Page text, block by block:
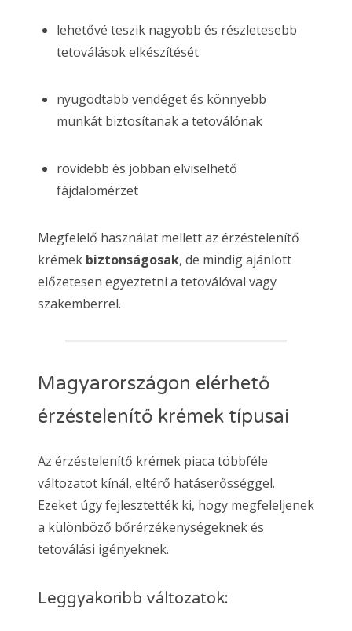
lehetővé teszik nagyobb és részletesebb
tetoválások elkészítését
nyugodtabb vendéget és könnyebb
munkát biztosítanak a tetoválónak
rövidebb és jobban elviselhető
fájdalomérzet
Megfelelő használat mellett az érzéstelenítő
krémek biztonságosak, de mindig ajánlott
előzetesen egyeztetni a tetoválóval vagy
szakemberrel.
Magyarországon elérhető
érzéstelenítő krémek típusai
Az érzéstelenítő krémek piaca többféle
változatot kínál, eltérő hatáserősséggel.
Ezeket úgy fejlesztették ki, hogy megfeleljenek
a különböző bőrérzékenységeknek és
tetoválási igényeknek.
Leggyakoribb változatok: